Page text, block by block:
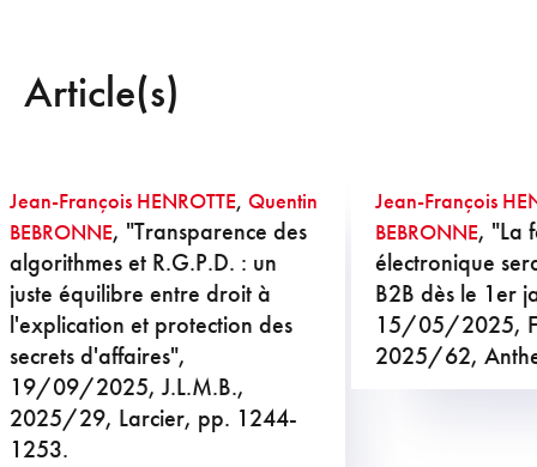
Article(s)
Jean-François HENROTTE, Quentin
BEBRONNE, "Transparence des
algorithmes et R.G.P.D. : un
juste équilibre entre droit à
l'explication et protection des
secrets d'affaires",
19/09/2025, J.L.M.B.,
2025/29, Larcier, pp. 1244-
1253.
Jean-François
BEBRONNE, "La
électronique
B2B dès le 1er
15/05/2025,
2025/62,